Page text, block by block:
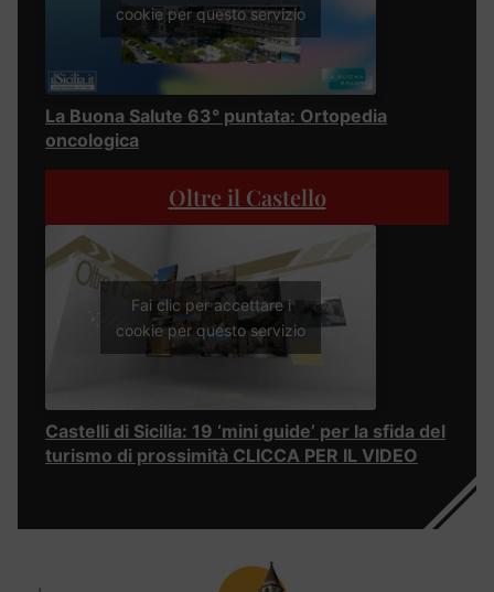
cookie per questo servizio
La Buona Salute 63° puntata: Ortopedia
oncologica
Oltre il Castello
Fai clic per accettare i
cookie per questo servizio
Castelli di Sicilia: 19 ‘mini guide’ per la sfida del
turismo di prossimità CLICCA PER IL VIDEO